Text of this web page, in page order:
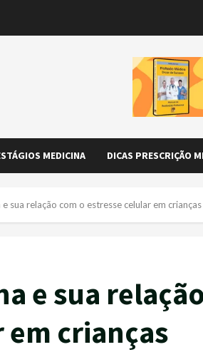
MEDICINA DICAS PRESCRIÇÃO
sua relação com o estresse celular em crianças
e sua
crianças